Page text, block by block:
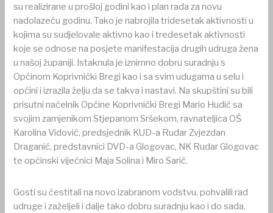
su realizirane u prošloj godini kao i plan rada za novu
nadolazeću godinu. Tako je nabrojila tridesetak aktivnosti u
kojima su sudjelovale aktivno kao i tredesetak aktivnosti
koje se odnose na posjete manifestacija drugih udruga žena
u našoj županiji. Istaknula je iznimno dobru suradnju s
Općinom Koprivnički Bregi kao i sa svim udugama u selu i
općini i izrazila želju da se takva i nastavi. Na skupštini su bili
prisutni načelnik Općine Koprivnički Bregi Mario Hudić sa
svojim zamjenikom Stjepanom Sršekom, ravnateljica OŠ
Karolina Vidović, predsjednik KUD-a Rudar Zvjezdan
Draganić, predstavnici DVD-a Glogovac, NK Rudar Glogovac
te općinski vijećnici Maja Solina i Miro Sarić.
Gosti su čestitali na novo izabranom vodstvu, pohvalili rad
udruge i zaželjeli i dalje tako dobru suradnju kao i do sada.